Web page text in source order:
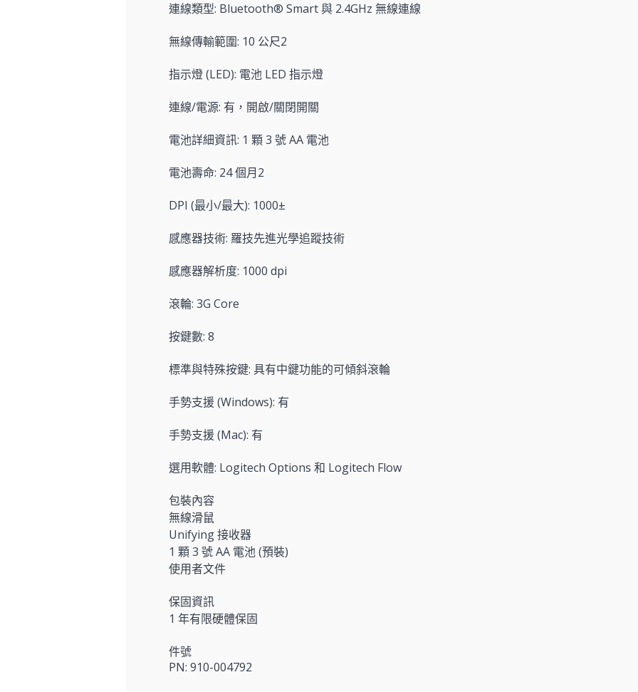
連線類型: Bluetooth® Smart 與 2.4GHz 無線連線
無線傳輸範圍: 10 公尺2
指示燈 (LED): 電池 LED 指示燈
連線/電源: 有，開啟/關閉開關
電池詳細資訊: 1 顆 3 號 AA 電池
電池壽命: 24 個月2
DPI (最小/最大): 1000±
感應器技術: 羅技先進光學追蹤技術
感應器解析度: 1000 dpi
滾輪: 3G Core
按鍵數: 8
標準與特殊按鍵: 具有中鍵功能的可傾斜滾輪
手勢支援 (Windows): 有
手勢支援 (Mac): 有
選用軟體: Logitech Options 和 Logitech Flow
包裝內容
無線滑鼠
Unifying 接收器
1 顆 3 號 AA 電池 (預裝)
使用者文件
保固資訊
1 年有限硬體保固
件號
PN: 910-004792